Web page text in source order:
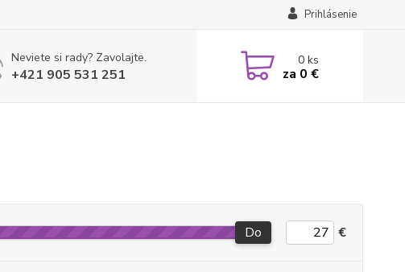
Prihlásenie
Neviete si rady? Zavolajte.
+421 905 531 251
0ks
za 0 €
Do €